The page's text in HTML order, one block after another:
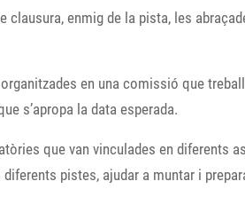
enmig de la pista, les
en una comissió que
s’apropa la data esperada.
que van vinculades en diferents
pistes, ajudar a muntar i